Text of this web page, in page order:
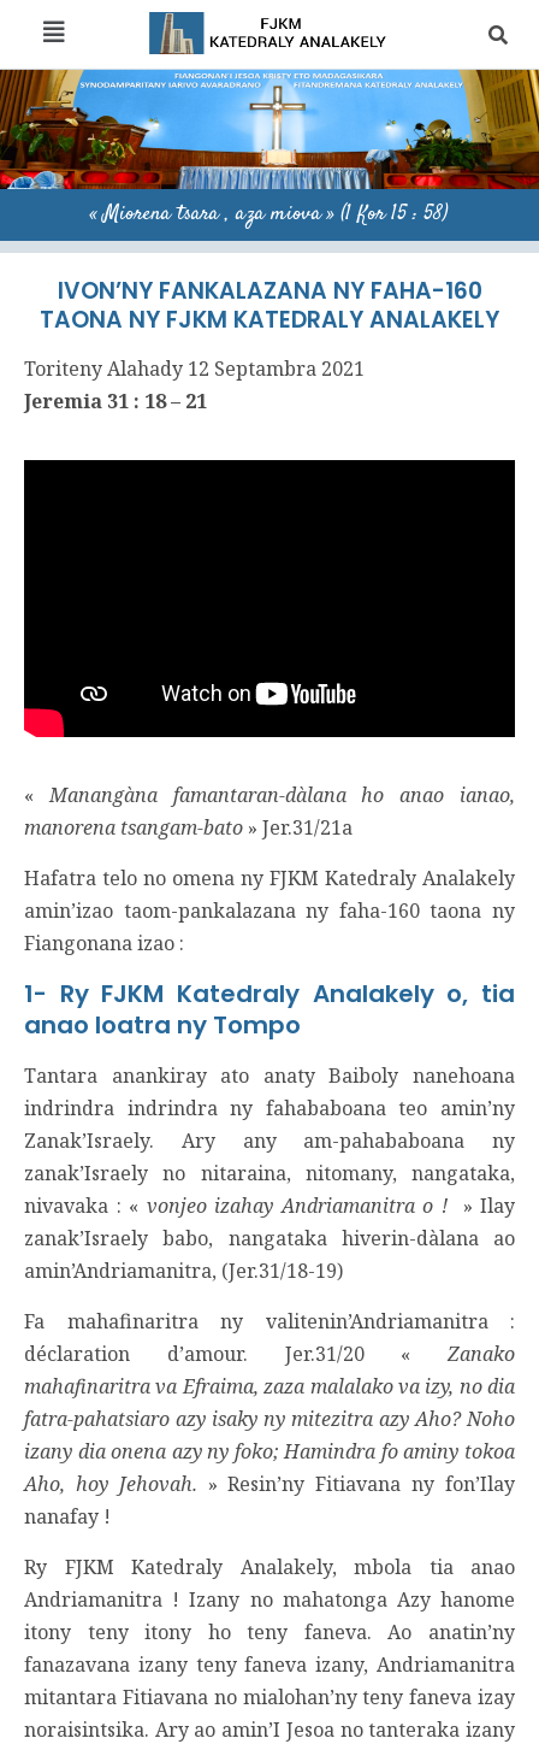
« Miorena tsara , aza miova » (1 Kor 15 : 58)
IVON’NY FANKALAZANA NY FAHA-160
TAONA NY FJKM KATEDRALY ANALAKELY
Toriteny Alahady 12 Septambra 2021
Jeremia 31 : 18 – 21
« Manangàna famantaran-dàlana ho anao ianao,
manorena tsangam-bato » Jer.31/21a
Hafatra telo no omena ny FJKM Katedraly Analakely
amin’izao taom-pankalazana ny faha-160 taona ny
Fiangonana izao :
1- Ry FJKM Katedraly Analakely o, tia
anao loatra ny Tompo
Tantara anankiray ato anaty Baiboly nanehoana
indrindra indrindra ny fahababoana teo amin’ny
Zanak’Israely. Ary any am-pahababoana ny
zanak’Israely no nitaraina, nitomany, nangataka,
nivavaka : « vonjeo izahay Andriamanitra o !» Ilay
zanak’Israely babo, nangataka hiverin-dàlana ao
amin’Andriamanitra, (Jer.31/18-19)
Fa mahafinaritra ny valitenin’Andriamanitra :
déclaration d’amour. Jer.31/20 «Zanako
mahafinaritra va Efraima, zaza malalako va izy, no dia
fatra-pahatsiaro azy isaky ny mitezitra azy Aho? Noho
izany dia onena azy ny foko; Hamindra fo aminy tokoa
Aho, hoy Jehovah. » Resin’ny Fitiavana ny fon’Ilay
nanafay !
Ry FJKM Katedraly Analakely, mbola tia anao
Andriamanitra ! Izany no mahatonga Azy hanome
itony teny itony ho teny faneva. Ao anatin’ny
fanazavana izany teny faneva izany, Andriamanitra
mitantara Fitiavana no mialohan’ny teny faneva izay
noraisintsika. Ary ao amin’I Jesoa no tanteraka izany